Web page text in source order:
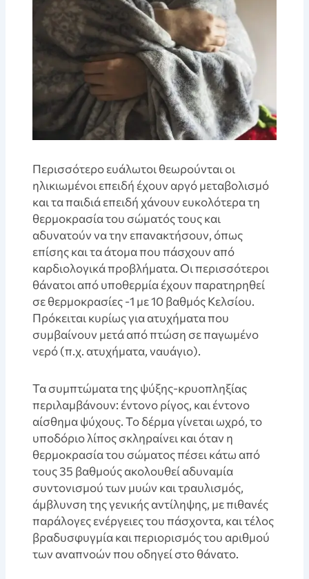
Περισσότερο ευάλωτοι θεωρούνται οι
ηλικιωμένοι επειδή έχουν αργό μεταβολισμό
και τα παιδιά επειδή χάνουν ευκολότερα τη
θερμοκρασία του σώματός τους και
αδυνατούν να την επανακτήσουν, όπως
επίσης και τα άτομα που πάσχουν από
καρδιολογικά προβλήματα. Οι περισσότεροι
θάνατοι από υποθερμία έχουν παρατηρηθεί
σε θερμοκρασίες -1 με 10 βαθμός Κελσίου.
Πρόκειται κυρίως για ατυχήματα που
συμβαίνουν μετά από πτώση σε παγωμένο
νερό (π.χ. ατυχήματα, ναυάγιο).
Τα συμπτώματα της ψύξης-κρυοπληξίας
περιλαμβάνουν: έντονο ρίγος, και έντονο
αίσθημα ψύχους. Το δέρμα γίνεται ωχρό, το
υποδόριο λίπος σκληραίνει και όταν η
θερμοκρασία του σώματος πέσει κάτω από
τους 35 βαθμούς ακολουθεί αδυναμία
συντονισμού των μυών και τραυλισμός,
άμβλυνση της γενικής αντίληψης, με πιθανές
παράλογες ενέργειες του πάσχοντα, και τέλος
βραδυσφυγμία και περιορισμός του αριθμού
των αναπνοών που οδηγεί στο θάνατο.